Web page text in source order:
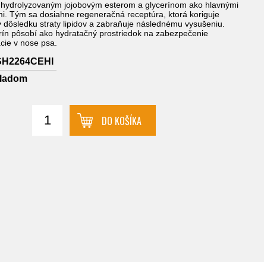
jojobovým esterom a glycerínom ako hlavnými
Tým sa dosiahne regeneračná receptúra, ktorá koriguje
straty lipidov a zabraňuje následnému vysušeniu.
pôsobí ako hydratačný prostriedok na zabezpečenie
v nose psa.
DO KOŠÍKA